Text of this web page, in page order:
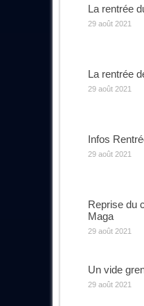
La rentrée
29 août 2021
La rentrée
29 août 2021
Infos
29 août 2021
Reprise du
Maga
29 août 2021
Un vide
29 août 2021